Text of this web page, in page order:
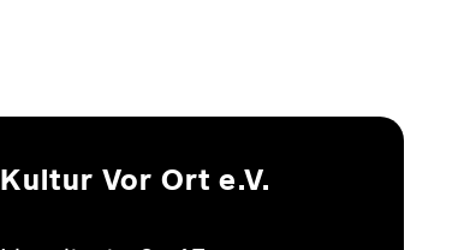
Kultur Vor Ort e.V.